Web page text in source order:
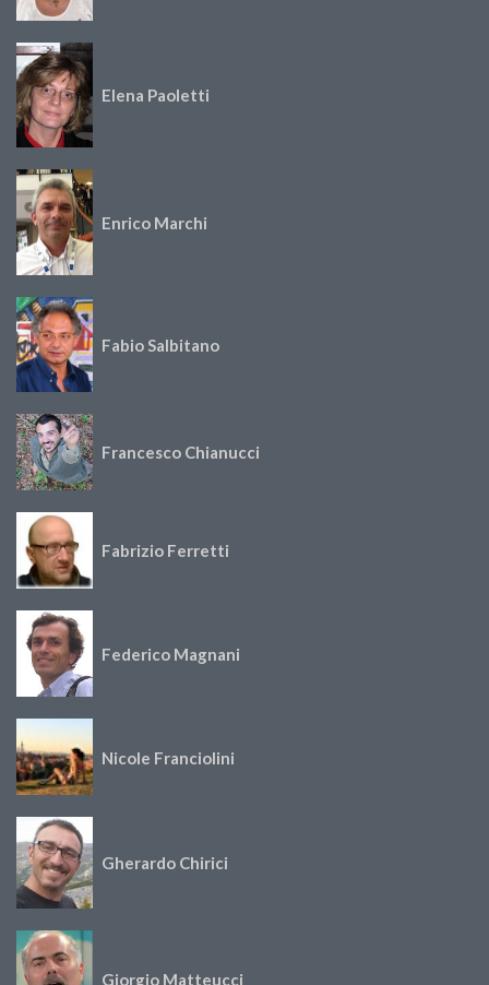
Elena Paoletti
Enrico Marchi
Fabio Salbitano
Francesco Chianucci
Fabrizio Ferretti
Federico Magnani
Nicole Franciolini
Gherardo Chirici
Giorgio Matteucci